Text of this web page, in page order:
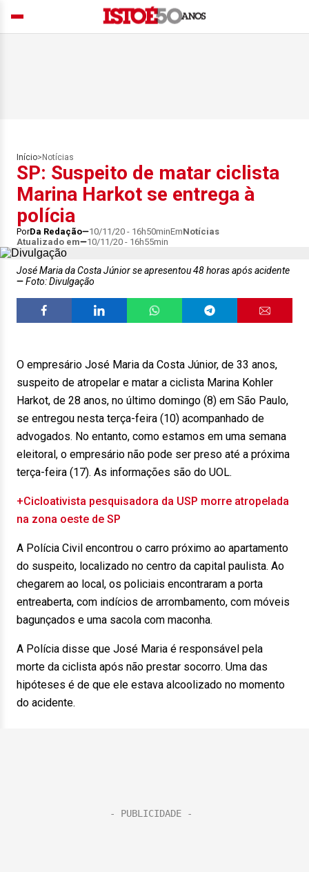
Início> Notícias
SP: Suspeito de matar ciclista
Marina Harkot se entrega à
polícia
PorDa Redação 10/11/20 - 16h50minEmNotícias
Atualizado em
10/11/20 - 16h55min
José Maria da Costa Júnior se apresentou 48 horas após acidente
Foto: Divulgação
O empresário José Maria da Costa Júnior, de 33 anos,
suspeito de atropelar e matar a ciclista Marina Kohler
Harkot, de 28 anos, no último domingo (8) em São Paulo,
se entregou nesta terça-feira (10) acompanhado de
advogados. No entanto, como estamos em uma semana
eleitoral, o empresário não pode ser preso até a próxima
terça-feira (17). As informações são do UOL.
+Cicloativista pesquisadora da USP morre atropelada
na zona oeste de SP
A Polícia Civil encontrou o carro próximo ao apartamento
do suspeito, localizado no centro da capital paulista. Ao
chegarem ao local, os policiais encontraram a porta
entreaberta, com indícios de arrombamento, com móveis
bagunçados e uma sacola com maconha.
A Polícia disse que José Maria é responsável pela
morte da ciclista após não prestar socorro. Uma das
hipóteses é de que ele estava alcoolizado no momento
do acidente.